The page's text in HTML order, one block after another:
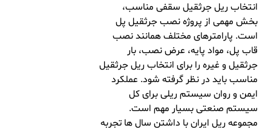
انتخاب ریل جرثقیل سقفی مناسب،
بخش مهمی از پروژه نصب جرثقیل پل
است. پارامترهای مختلف همانند نصب
قاب پل، مواد پایه، عرض نصب، بار
جرثقیل و غیره را برای انتخاب ریل جرثقیل
مناسب باید در نظر گرفته شود. عملکرد
ایمن و روان سیستم ریلی برای کل
سیستم صنعتی بسیار مهم است.
مجموعه ریل ایران با داشتن سال ها تجربه